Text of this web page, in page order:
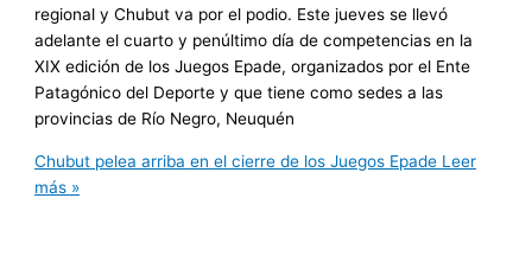
regional y Chubut va por el podio. Este jueves se llevó
adelante el cuarto y penúltimo día de competencias en la
XIX edición de los Juegos Epade, organizados por el Ente
Patagónico del Deporte y que tiene como sedes a las
provincias de Río Negro, Neuquén
Chubut pelea arriba en el cierre de los Juegos Epade Leer
más »